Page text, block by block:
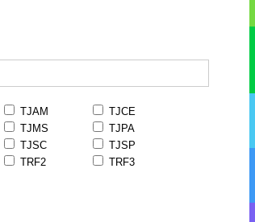
TJAM
TJCE
TJMS
TJPA
TJSC
TJSP
TRF2
TRF3